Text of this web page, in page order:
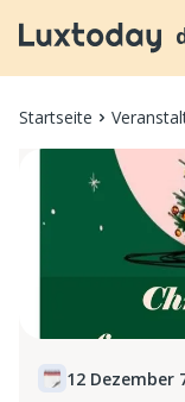
Startseite
12 Dezember